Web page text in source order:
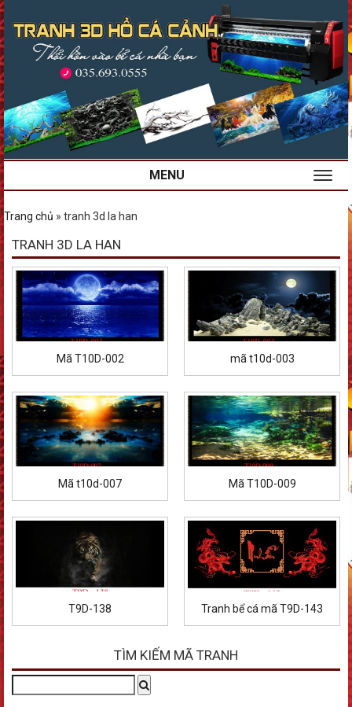
MENU
Trang chủ » tranh 3d la han
TRANH 3D LA HAN
Mã T10D-002 mã t10d-003
Mã t10d-007 Mã T10D-009
T9D-138 Tranh bể cá mã T9D-143
TÌM KIẾM MÃ TRANH